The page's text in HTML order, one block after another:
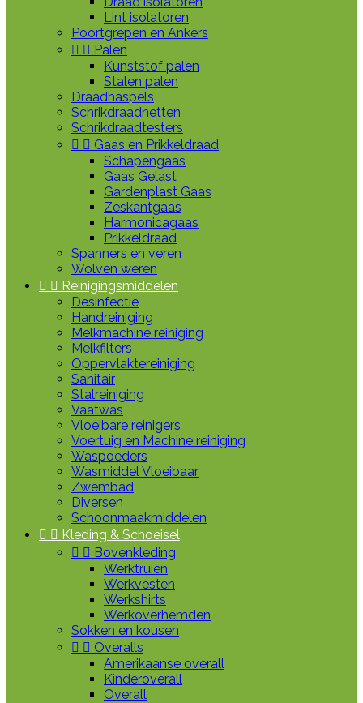
Lint isolatoren
Poortgrepen en Ankers
  Palen
Kunststof palen
Stalen palen
Draadhaspels
Schrikdraadnetten
Schrikdraadtesters
  Gaas en Prikkeldraad
Schapengaas
Gaas Gelast
Gardenplast Gaas
Zeskantgaas
Harmonicagaas
Prikkeldraad
Spanners en veren
Wolven weren
  Reinigingsmiddelen
Desinfectie
Handreiniging
Melkmachine reiniging
Melkfilters
Oppervlaktereiniging
Sanitair
Stalreiniging
Vaatwas
Vloeibare reinigers
Voertuig en Machine reiniging
Waspoeders
Wasmiddel Vloeibaar
Zwembad
Diversen
Schoonmaakmiddelen
  Kleding & Schoeisel
  Bovenkleding
Werktruien
Werkvesten
Werkshirts
Werkoverhemden
Sokken en kousen
  Overalls
Amerikaanse overall
Kinderoverall
Overall